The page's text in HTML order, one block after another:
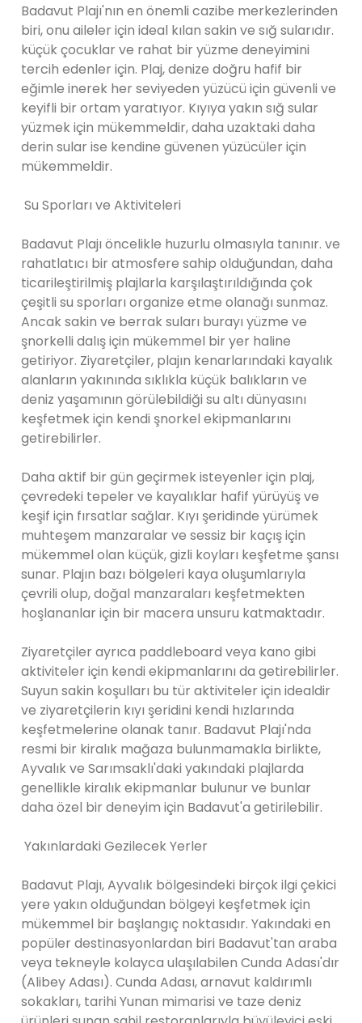
Badavut Plajı'nın en önemli cazibe merkezlerinden
biri, onu aileler için ideal kılan sakin ve sığ sularıdır.
küçük çocuklar ve rahat bir yüzme deneyimini
tercih edenler için. Plaj, denize doğru hafif bir
eğimle inerek her seviyeden yüzücü için güvenli ve
keyifli bir ortam yaratıyor. Kıyıya yakın sığ sular
yüzmek için mükemmeldir, daha uzaktaki daha
derin sular ise kendine güvenen yüzücüler için
mükemmeldir.
Su Sporları ve Aktiviteleri
Badavut Plajı öncelikle huzurlu olmasıyla tanınır. ve
rahatlatıcı bir atmosfere sahip olduğundan, daha
ticarileştirilmiş plajlarla karşılaştırıldığında çok
çeşitli su sporları organize etme olanağı sunmaz.
Ancak sakin ve berrak suları burayı yüzme ve
şnorkelli dalış için mükemmel bir yer haline
getiriyor. Ziyaretçiler, plajın kenarlarındaki kayalık
alanların yakınında sıklıkla küçük balıkların ve
deniz yaşamının görülebildiği su altı dünyasını
keşfetmek için kendi şnorkel ekipmanlarını
getirebilirler.
Daha aktif bir gün geçirmek isteyenler için plaj,
çevredeki tepeler ve kayalıklar hafif yürüyüş ve
keşif için fırsatlar sağlar. Kıyı şeridinde yürümek
muhteşem manzaralar ve sessiz bir kaçış için
mükemmel olan küçük, gizli koyları keşfetme şansı
sunar. Plajın bazı bölgeleri kaya oluşumlarıyla
çevrili olup, doğal manzaraları keşfetmekten
hoşlananlar için bir macera unsuru katmaktadır.
Ziyaretçiler ayrıca paddleboard veya kano gibi
aktiviteler için kendi ekipmanlarını da getirebilirler.
Suyun sakin koşulları bu tür aktiviteler için idealdir
ve ziyaretçilerin kıyı şeridini kendi hızlarında
keşfetmelerine olanak tanır. Badavut Plajı'nda
resmi bir kiralık mağaza bulunmamakla birlikte,
Ayvalık ve Sarımsaklı'daki yakındaki plajlarda
genellikle kiralık ekipmanlar bulunur ve bunlar
daha özel bir deneyim için Badavut'a getirilebilir.
Yakınlardaki Gezilecek Yerler
Badavut Plajı, Ayvalık bölgesindeki birçok ilgi çekici
yere yakın olduğundan bölgeyi keşfetmek için
mükemmel bir başlangıç ​​noktasıdır. Yakındaki en
popüler destinasyonlardan biri Badavut'tan araba
veya tekneyle kolayca ulaşılabilen Cunda Adası'dır
(Alibey Adası). Cunda Adası, arnavut kaldırımlı
sokakları, tarihi Yunan mimarisi ve taze deniz